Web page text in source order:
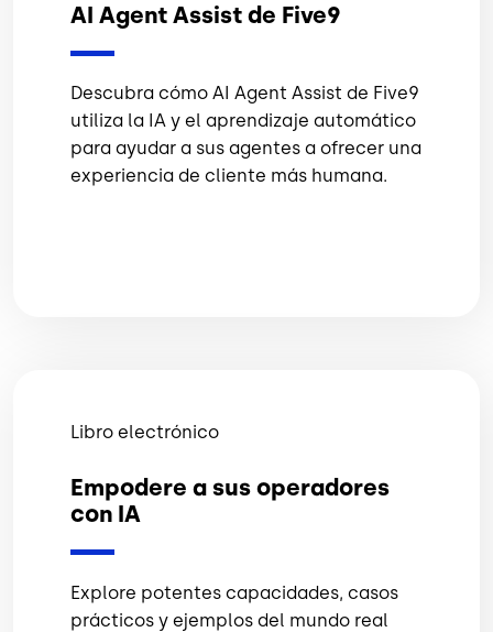
AI Agent Assist de Five9
Descubra cómo AI Agent Assist de Five9
utiliza la IA y el aprendizaje automático
para ayudar a sus agentes a ofrecer una
experiencia de cliente más humana.
Libro electrónico
Empodere a sus operadores
con IA
Explore potentes capacidades, casos
prácticos y ejemplos del mundo real